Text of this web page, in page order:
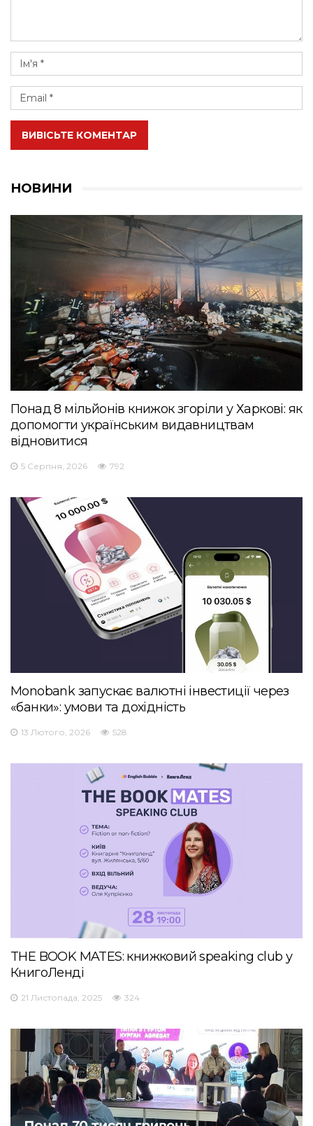
ВИВІСЬТЕ КОМЕНТАР
НОВИНИ
Понад 8 мільйонів книжок згоріли у Харкові: як
допомогти українським видавництвам
відновитися
5 Серпня, 2026 792
Monobank запускає валютні інвестиції через
«банки»: умови та дохідність
13 Лютого, 2026 528
THE BOOK MATES: книжковий speaking club у
КнигоЛенді
21 Листопада, 2025 324